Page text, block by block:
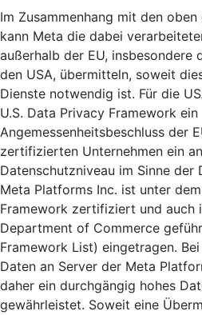
Im Zusammenhang mit den
kann Meta die dabei
außerhalb der EU, insbesondere
den USA, übermitteln, soweit
Dienste notwendig ist. Für die
U.S. Data Privacy Framework ein
Angemessenheitsbeschluss der
zertifizierten Unternehmen ein
Datenschutzniveau im Sinne der
Meta Platforms Inc. ist unter
Framework zertifiziert und auch
Department of Commerce
Framework List) eingetragen.
Daten an Server der Meta
daher ein durchgängig hohes
gewährleistet. Soweit eine